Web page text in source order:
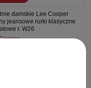
damskie Lee Cooper
jeansowe rurki klasyczne
r. W26